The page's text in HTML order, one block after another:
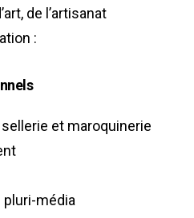
de l’artisanat
:
et maroquinerie
média